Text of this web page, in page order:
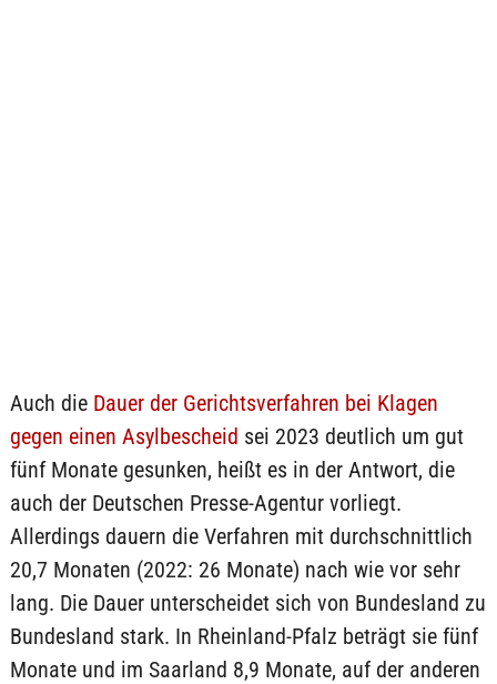
Auch die Dauer der Gerichtsverfahren bei Klagen
gegen einen Asylbescheid sei 2023 deutlich um gut
fünf Monate gesunken, heißt es in der Antwort, die
auch der Deutschen Presse-Agentur vorliegt.
Allerdings dauern die Verfahren mit durchschnittlich
20,7 Monaten (2022: 26 Monate) nach wie vor sehr
lang. Die Dauer unterscheidet sich von Bundesland zu
Bundesland stark. In Rheinland-Pfalz beträgt sie fünf
Monate und im Saarland 8,9 Monate, auf der anderen